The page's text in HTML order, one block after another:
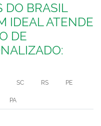
DO BRASIL
IDEAL ATENDE
DE
SC RS PE
PA